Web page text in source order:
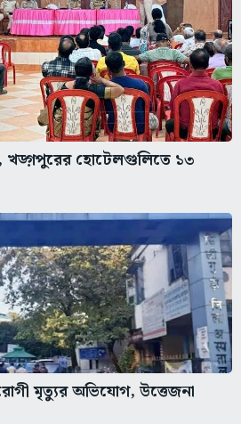
খড়্গপুরের হোটেলগুলিতে ১৩
মৃত্যুর অভিযোগ, উত্তেজনা